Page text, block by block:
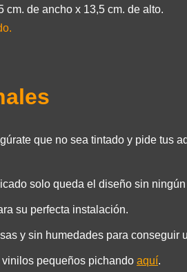
de ancho x 13,5 cm. de alto.
que no sea tintado y pide tus
solo queda el diseño sin
su perfecta instalación.
y sin humedades para conseguir
pequeños pichando aquí.